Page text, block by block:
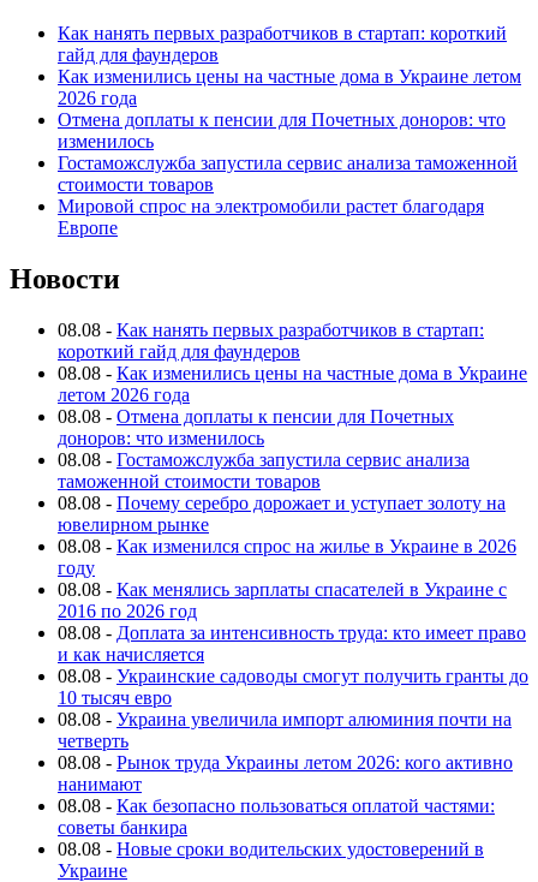
Как нанять первых разработчиков в стартап: короткий
гайд для фаундеров
Как изменились цены на частные дома в Украине летом
2026 года
Отмена доплаты к пенсии для Почетных доноров: что
изменилось
Гостаможслужба запустила сервис анализа таможенной
стоимости товаров
Мировой спрос на электромобили растет благодаря
Европе
Новости
08.08 - Как нанять первых разработчиков в стартап:
короткий гайд для фаундеров
08.08 - Как изменились цены на частные дома в Украине
летом 2026 года
08.08 - Отмена доплаты к пенсии для Почетных
доноров: что изменилось
08.08 - Гостаможслужба запустила сервис анализа
таможенной стоимости товаров
08.08 - Почему серебро дорожает и уступает золоту на
ювелирном рынке
08.08 - Как изменился спрос на жилье в Украине в 2026
году
08.08 - Как менялись зарплаты спасателей в Украине с
2016 по 2026 год
08.08 - Доплата за интенсивность труда: кто имеет право
и как начисляется
08.08 - Украинские садоводы смогут получить гранты до
10 тысяч евро
08.08 - Украина увеличила импорт алюминия почти на
четверть
08.08 - Рынок труда Украины летом 2026: кого активно
нанимают
08.08 - Как безопасно пользоваться оплатой частями:
советы банкира
08.08 - Новые сроки водительских удостоверений в
Украине